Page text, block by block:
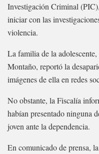
Investigación Criminal
iniciar con las
violencia.
La familia de la
Montaño, reportó la
imágenes de ella en redes
No obstante, la Fiscalía
habían presentado ninguna
joven ante la dependencia.
En comunicado de prensa,